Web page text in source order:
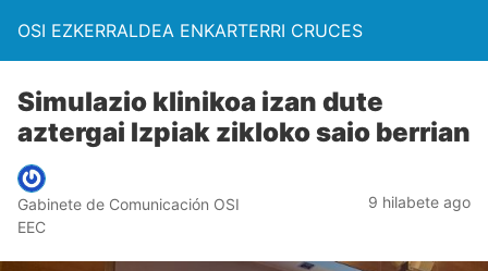
OSI EZKERRALDEA ENKARTERRI CRUCES
Simulazio klinikoa izan dute
aztergai Izpiak zikloko saio berrian
Gabinete de Comunicación OSI
EEC
9 hilabete ago